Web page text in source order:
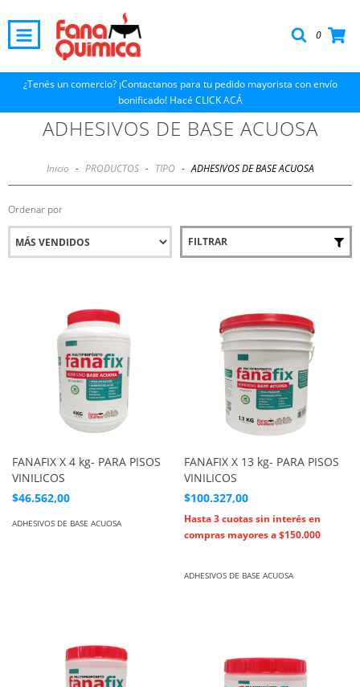
0
¿Tenés un comercio? ¡Contactanos para tu pedido mayorista con envío
bonificado! Hacé CLICK ACÁ
ADHESIVOS DE BASE ACUOSA
Inicio - PRODUCTOS - TIPO - ADHESIVOS DE BASE ACUOSA
Ordenar por
FILTRAR
FANAFIX X 4 kg- PARA PISOS
VINILICOS
$46.562,00
ADHESIVOS DE BASE ACUOSA
FANAFIX X 13 kg- PARA PISOS
VINILICOS
$100.327,00
ADHESIVOS DE BASE ACUOSA